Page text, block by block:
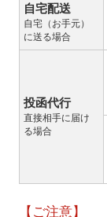
自宅配送
自宅（お手元）
に送る場合
投函代行
直接相手に届け
る場合
【ご注意】